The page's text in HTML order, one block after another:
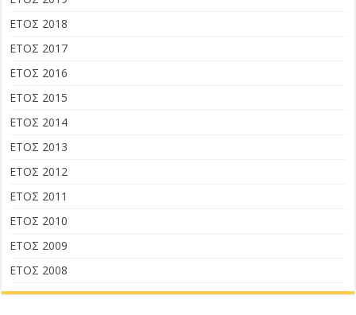
ΕΤΟΣ 2018
ΕΤΟΣ 2017
ΕΤΟΣ 2016
ΕΤΟΣ 2015
ΕΤΟΣ 2014
ΕΤΟΣ 2013
ΕΤΟΣ 2012
ΕΤΟΣ 2011
ΕΤΟΣ 2010
ΕΤΟΣ 2009
ΕΤΟΣ 2008